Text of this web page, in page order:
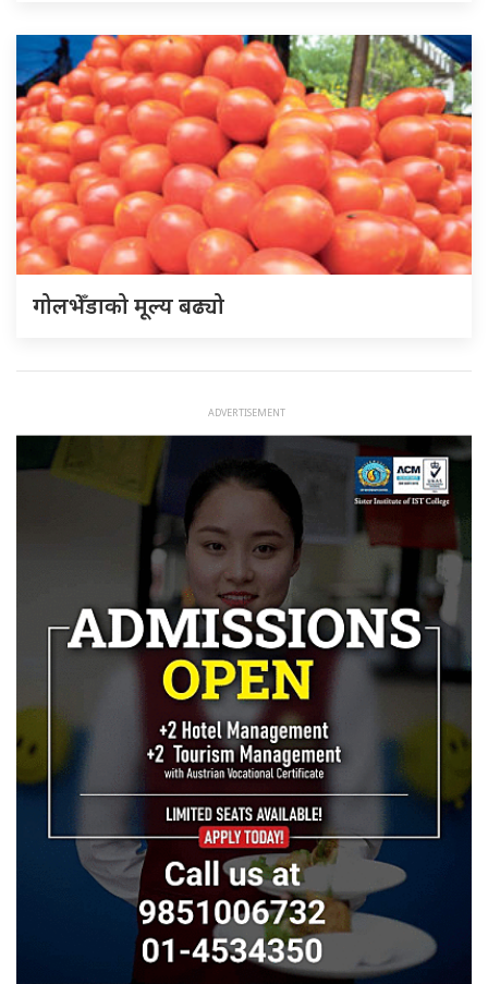
गोलभेँडाको मूल्य बढ्यो